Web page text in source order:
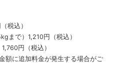
F）
グ/ファストン)
税込）
まで） 1,210円（税込）
1,760円（税込）
額に追加料金が発生する場合がご